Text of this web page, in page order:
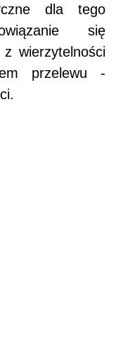
dla tego
się
wierzytelności
przelewu -